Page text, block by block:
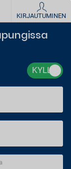
KIRJAUTUMINEN